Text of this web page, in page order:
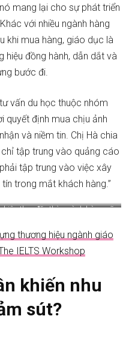
mang lại cho sự phát triển
với nhiều ngành hàng
khi mua hàng, giáo dục là
hiệu đồng hành, dẫn dắt và
bước đi.
vấn du học thuộc nhóm
quyết định mua chịu ảnh
và niềm tin. Chị Hà chia
chỉ tập trung vào quảng cáo
tập trung vào việc xây
trong mắt khách hàng.”
theo đặc thù ngành hàng sẽ
toàn bộ nội dung
thương hiệu ngành giáo
IELTS Workshop
khiến nhu
sút?